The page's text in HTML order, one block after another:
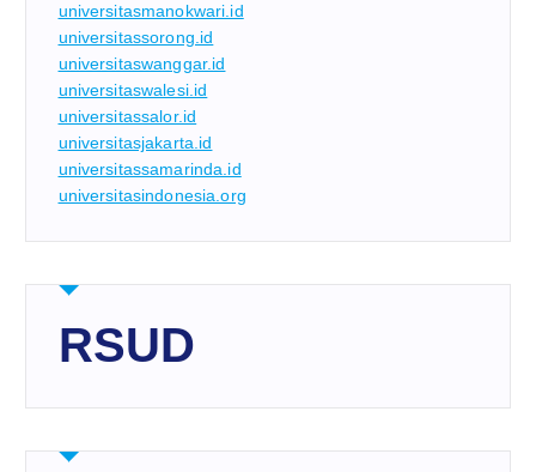
universitasmanokwari.id
universitassorong.id
universitaswanggar.id
universitaswalesi.id
universitassalor.id
universitasjakarta.id
universitassamarinda.id
universitasindonesia.org
RSUD